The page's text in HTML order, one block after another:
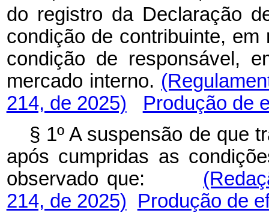
do registro da Declaração
condição de contribuinte,
condição de responsável,
mercado interno.
214, de 2025)
Produção de
§ 1º A suspensão de que
após cumpridas as
observado que:
214, de 2025)
Produção de